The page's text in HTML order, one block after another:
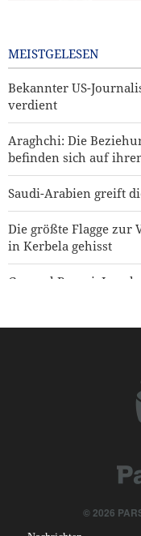
MEISTGELESEN
Bekannter US-
verdient
Araghchi: Die
befinden sich auf
Saudi-Arabien greift
Die größte Flagge
in Kerbela gehisst
General Rezaei: Iran
CBS News: USA
gesamten Bestand
Arbain-Marsch der
Jemenitischer
© 2026